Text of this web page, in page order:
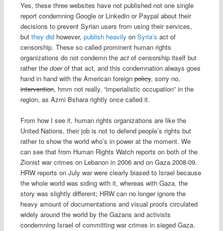
Yes, these three websites have not published not one single
report condemning Google or Linkedin or Paypal about their
decisions to prevent Syrian users from using their services,
but they didhowever, publish heavily on Syria’s act of
censorship. These so called prominent human rights
organizations do not condemn the act of censorship itself but
rather the doerof that act, and this condemnation always goes
hand in hand with the American foreignpolicy, sorry no,
intervention, hmm not really, “imperialistic occupation” in the
region, as Azmi Bshara rightly once called it.
From how I see it, human rights organizations are like the
United Nations, their job is not to defend people’s rights but
rather to show the world who’s in power at the moment. We
can see that from Human Rights Watch reports on both of the
Zionist war crimes on Lebanon in 2006 and on Gaza 2008-09.
HRW reports on July war were clearly biased to Israel because
the whole world was siding with it, whereas with Gaza, the
story was slightly different; HRW can no longer ignore the
heavy amount of documentations and visual proofs circulated
widely around the world by the Gazans and activists
condemning Israel of committing war crimes in sieged Gaza.